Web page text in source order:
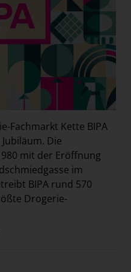
Fachmarkt Kette BIPA
Die
mit der Eröffnung
im
BIPA rund 570
Drogerie-